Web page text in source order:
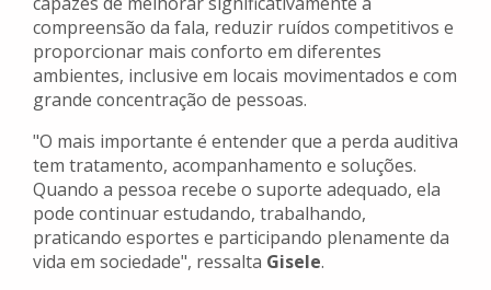
compreensão da fala, reduzir ruídos competitivos e
proporcionar mais conforto em diferentes
ambientes, inclusive em locais movimentados e com
grande concentração de pessoas.
"O mais importante é entender que a perda auditiva
tem tratamento, acompanhamento e soluções.
Quando a pessoa recebe o suporte adequado, ela
pode continuar estudando, trabalhando,
praticando esportes e participando plenamente da
vida em sociedade", ressalta Gisele.